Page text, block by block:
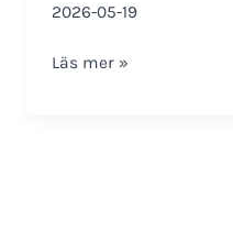
2026-05-19
TIDOMAT
Läs mer »